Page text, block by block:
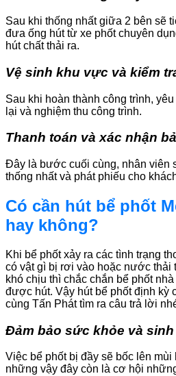
Sau khi thống nhất giữa 2 bên sẽ
đưa ống hút từ xe phốt chuyên
hút chất thải ra.
Vệ sinh khu vực và kiểm
Sau khi hoàn thành công trình,
lại và nghiệm thu công trình.
Thanh toán và xác nhận
Đây là bước cuối cùng, nhân viên
thống nhất và phát phiếu cho
Có cần hút bể phốt
hay không?
Khi bể phốt xảy ra các tình trạng
có vật gì bị rơi vào hoặc nước thải
khó chịu thì chắc chắn bể phốt
được hút. Vậy hút bể phốt định kỳ
cùng Tấn Phát tìm ra câu trả lời
Đảm bảo sức khỏe và
Việc bể phốt bị đầy sẽ bốc lên mùi
những vậy đây còn là cơ hội